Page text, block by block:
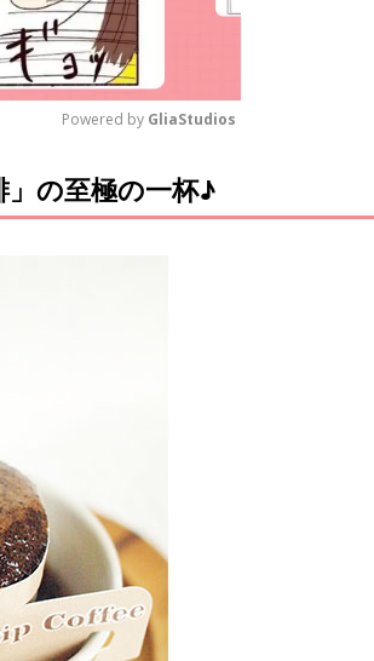
M
u
Powered by GliaStudios
」の至極の一杯♪